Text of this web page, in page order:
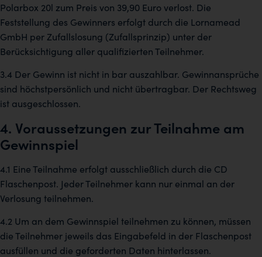
Polarbox 20l zum Preis von 39,90 Euro verlost. Die
Feststellung des Gewinners erfolgt durch die Lornamead
GmbH per Zufallslosung (Zufallsprinzip) unter der
Berücksichtigung aller qualifizierten Teilnehmer.
3.4 Der Gewinn ist nicht in bar auszahlbar. Gewinnansprüche
sind höchstpersönlich und nicht übertragbar. Der Rechtsweg
ist ausgeschlossen.
4. Voraussetzungen zur Teilnahme am
Gewinnspiel
4.1 Eine Teilnahme erfolgt ausschließlich durch die CD
Flaschenpost. Jeder Teilnehmer kann nur einmal an der
Verlosung teilnehmen.
4.2 Um an dem Gewinnspiel teilnehmen zu können, müssen
die Teilnehmer jeweils das Eingabefeld in der Flaschenpost
ausfüllen und die geforderten Daten hinterlassen.